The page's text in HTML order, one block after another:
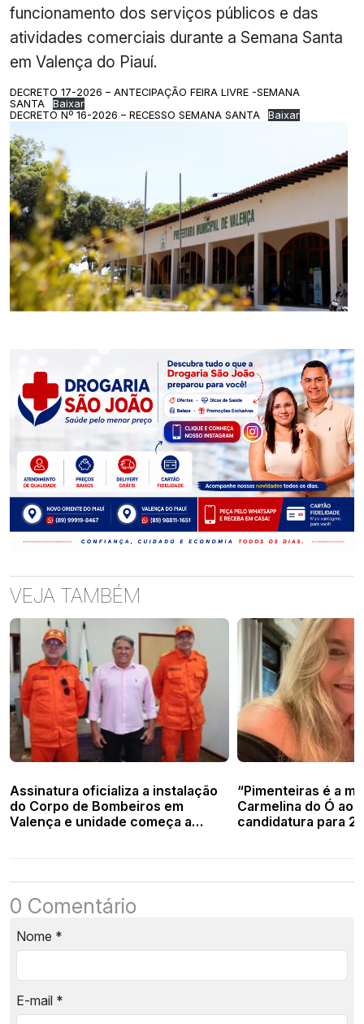
funcionamento dos serviços públicos e das
atividades comerciais durante a Semana Santa
em Valença do Piauí.
DECRETO 17-2026 – ANTECIPAÇÃO FEIRA LIVRE -SEMANA
SANTA
Baixar
DECRETO Nº 16-2026 – RECESSO SEMANA SANTA
Baixar
VEJA TAMBÉM
Assinatura oficializa a instalação
do Corpo de Bombeiros em
Valença e unidade começa a
“Pimenteiras é a
Carmelina do Ó ao
candidatura para
0 Comentário
Nome *
E-mail *